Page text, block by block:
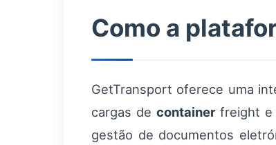
Como a
GetTransport oferece uma
cargas de containerfreight e
gestão de documentos